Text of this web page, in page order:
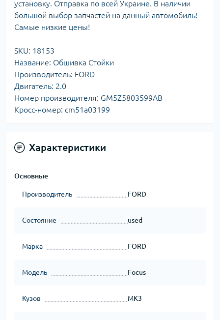
установку. Отправка по всей Украине. В наличии
большой выбор запчастей на данный автомобиль!
Самые низкие цены!
SKU: 18153
Название: Обшивка Стойки
Производитель: FORD
Двигатель: 2.0
Номер производителя: GM5Z5803599AB
Кросс-номер: cm51a03199
Характеристики
Основные
Производитель FORD
Состояние used
Марка FORD
Модель Focus
Кузов MK3